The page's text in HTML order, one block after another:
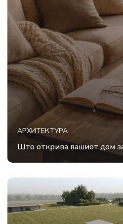
АРХИТЕКТУРА
Што открива вашиот дом